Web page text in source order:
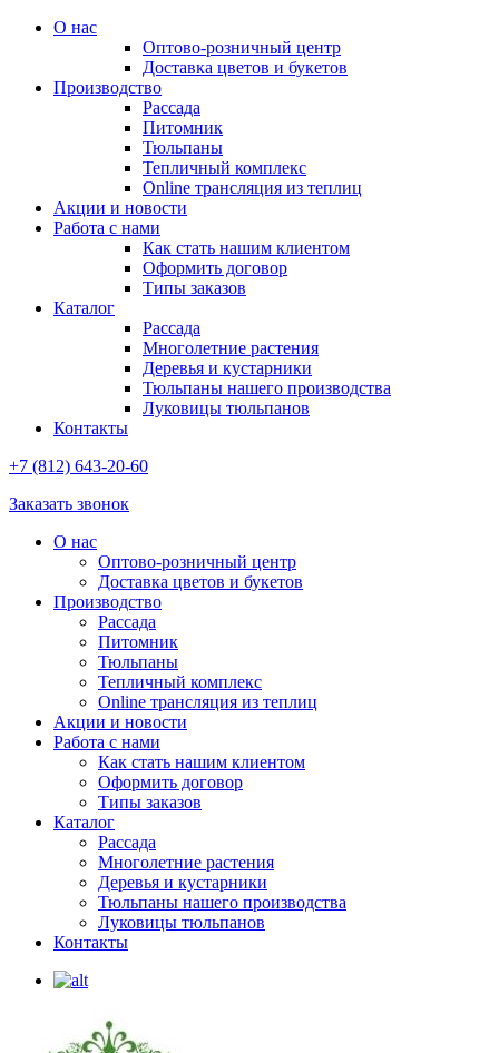
О нас
Оптово-розничный центр
Доставка цветов и букетов
Производство
Рассада
Питомник
Тюльпаны
Тепличный комплекс
Online трансляция из теплиц
Акции и новости
Работа с нами
Как стать нашим клиентом
Оформить договор
Типы заказов
Каталог
Рассада
Многолетние растения
Деревья и кустарники
Тюльпаны нашего производства
Луковицы тюльпанов
Контакты
+7 (812) 643-20-60
Заказать звонок
О нас
Оптово-розничный центр
Доставка цветов и букетов
Производство
Рассада
Питомник
Тюльпаны
Тепличный комплекс
Online трансляция из теплиц
Акции и новости
Работа с нами
Как стать нашим клиентом
Оформить договор
Типы заказов
Каталог
Рассада
Многолетние растения
Деревья и кустарники
Тюльпаны нашего производства
Луковицы тюльпанов
Контакты